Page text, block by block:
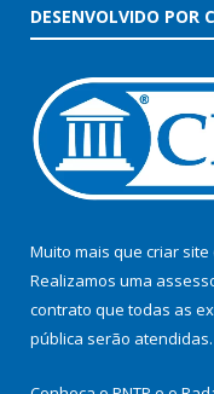
DESENVOLVIDO POR
Muito mais que criar site
Realizamos uma
contrato que todas as
pública serão atendidas.